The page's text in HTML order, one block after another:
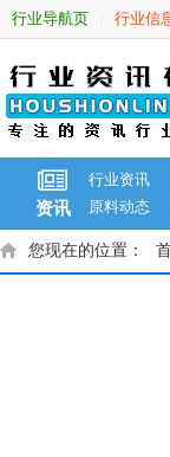
行业导航页 行业信
资讯
行业资讯
原料动态
您现在的位置：